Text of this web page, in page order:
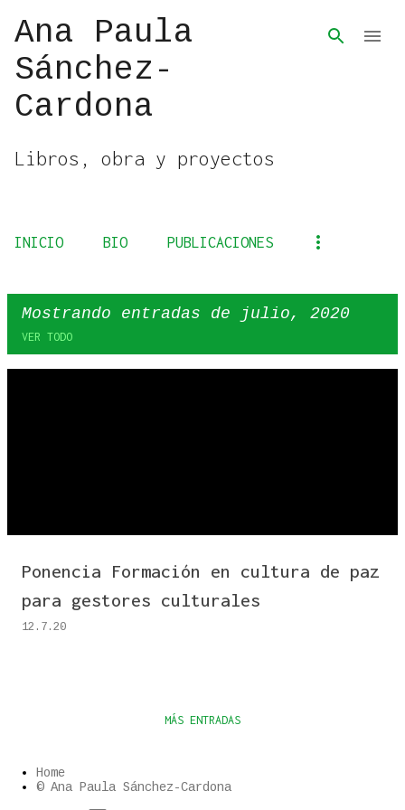
Ir al contenido principal
Ana Paula
Sánchez-
Cardona
Libros, obra y proyectos
INICIO BIO PUBLICACIONES
Mostrando entradas de julio, 2020
VER TODO
s
Ponencia Formación en cultura de paz
para gestores culturales
12.7.20
MÁS ENTRADAS
Home
© Ana Paula Sánchez-Cardona